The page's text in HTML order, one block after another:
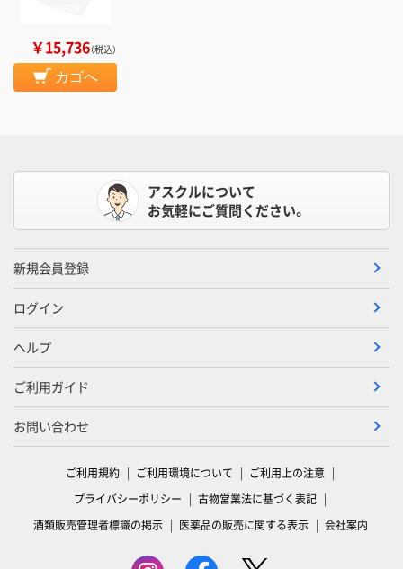
￥15,736（税込）
カゴへ
アスクルについて
お気軽にご質問ください。
新規会員登録
ログイン
ヘルプ
ご利用ガイド
お問い合わせ
ご利用規約 ご利用環境について
ご利用上の注意
プライバシーポリシー
古物営業法に基づく表記
酒類販売管理者標識の掲示
医薬品の販売に関する表示 会社案内